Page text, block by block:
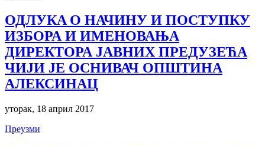
ОДЛУКA О НАЧИНУ И ПОСТУПКУ
ИЗБОРА И ИМЕНОВАЊА
ДИРЕКТОРА ЈАВНИХ ПРЕДУЗЕЋА
ЧИЈИ ЈЕ ОСНИВАЧ ОПШТИНА
АЛЕКСИНАЦ
уторак, 18 април 2017
Преузми